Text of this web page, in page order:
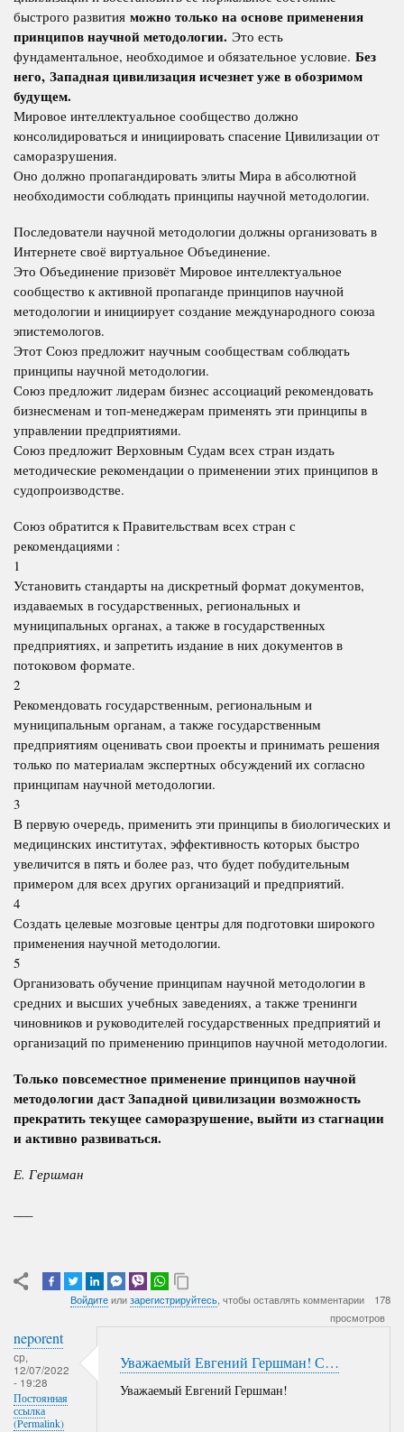
быстрого развития можно только на основе применения
принципов научной методологии. Это есть
фундаментальное, необходимое и обязательное условие. Без
него, Западная цивилизация исчезнет уже в обозримом
будущем.
Мировое интеллектуальное сообщество должно
консолидироваться и инициировать спасение Цивилизации от
саморазрушения.
Оно должно пропагандировать элиты Мира в абсолютной
необходимости соблюдать принципы научной методологии.
Последователи научной методологии должны организовать в
Интернете своё виртуальное Объединение.
Это Объединение призовёт Мировое интеллектуальное
сообщество к активной пропаганде принципов научной
методологии и инициирует создание международного союза
эпистемологов.
Этот Союз предложит научным сообществам соблюдать
принципы научной методологии.
Союз предложит лидерам бизнес ассоциаций рекомендовать
бизнесменам и топ-менеджерам применять эти принципы в
управлении предприятиями.
Союз предложит Верховным Судам всех стран издать
методические рекомендации о применении этих принципов в
судопроизводстве.
Союз обратится к Правительствам всех стран с
рекомендациями :
1
Установить стандарты на дискретный формат документов,
издаваемых в государственных, региональных и
муниципальных органах, а также в государственных
предприятиях, и запретить издание в них документов в
потоковом формате.
2
Рекомендовать государственным, региональным и
муниципальным органам, а также государственным
предприятиям оценивать свои проекты и принимать решения
только по материалам экспертных обсуждений их согласно
принципам научной методологии.
3
В первую очередь, применить эти принципы в биологических и
медицинских институтах, эффективность которых быстро
увеличится в пять и более раз, что будет побудительным
примером для всех других организаций и предприятий.
4
Создать целевые мозговые центры для подготовки широкого
применения научной методологии.
5
Организовать обучение принципам научной методологии в
средних и высших учебных заведениях, а также тренинги
чиновников и руководителей государственных предприятий и
организаций по применению принципов научной методологии.
Только повсеместное применение принципов научной
методологии даст Западной цивилизации возможность
прекратить текущее саморазрушение, выйти из стагнации
и активно развиваться.
Е. Гершман
Войдитеилизарегистрируйтесь, чтобы оставлять комментарии
178
просмотров
neporent
ср,
12/07/2022
- 19:28
Постоянная
ссылка
(Permalink)
Уважаемый Евгений Гершман! С…
Уважаемый Евгений Гершман!